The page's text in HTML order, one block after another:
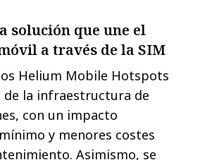
solución que une el
a través de la SIM
Helium Mobile Hotspots
de la infraestructura de
con un impacto
y menores costes
Asimismo, se